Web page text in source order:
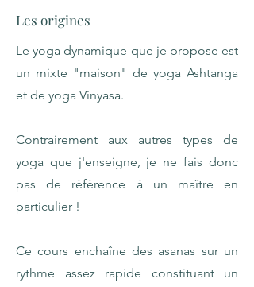
Les origines
Le yoga dynamique que je propose est
un mixte "maison" de yoga Ashtanga
et de yoga Vinyasa.
Contrairement aux autres types de
yoga que j'enseigne, je ne fais donc
pas de référence à un maître en
particulier !
Ce cours enchaîne des asanas sur un
rythme assez rapide constituant un